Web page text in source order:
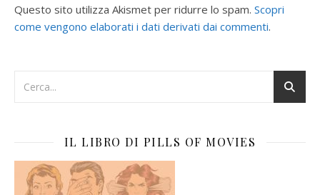
Questo sito utilizza Akismet per ridurre lo spam. Scopri
come vengono elaborati i dati derivati dai commenti.
IL LIBRO DI PILLS OF MOVIES